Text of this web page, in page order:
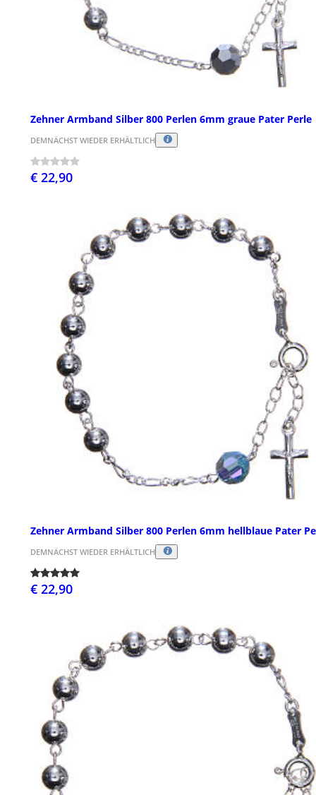
Zehner Armband Silber 800 Perlen 6mm graue Pater Perle
DEMNÄCHST WIEDER ERHÄLTLICH
€ 22,90
Zehner Armband Silber 800 Perlen 6mm hellblaue Pater
DEMNÄCHST WIEDER ERHÄLTLICH
€ 22,90